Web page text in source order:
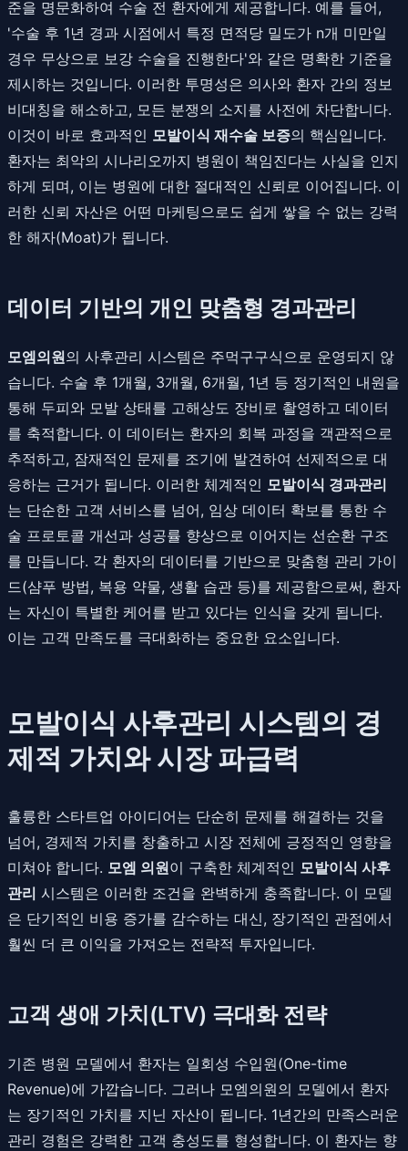
준을 명문화하여 수술 전 환자에게 제공합니다. 예를 들어,
'수술 후 1년 경과 시점에서 특정 면적당 밀도가 n개 미만일
경우 무상으로 보강 수술을 진행한다'와 같은 명확한 기준을
제시하는 것입니다. 이러한 투명성은 의사와 환자 간의 정보
비대칭을 해소하고, 모든 분쟁의 소지를 사전에 차단합니다.
이것이 바로 효과적인 모발이식 재수술 보증의 핵심입니다.
환자는 최악의 시나리오까지 병원이 책임진다는 사실을 인지
하게 되며, 이는 병원에 대한 절대적인 신뢰로 이어집니다. 이
러한 신뢰 자산은 어떤 마케팅으로도 쉽게 쌓을 수 없는 강력
한 해자(Moat)가 됩니다.
데이터 기반의 개인 맞춤형 경과관리
모엠의원의 사후관리 시스템은 주먹구구식으로 운영되지 않
습니다. 수술 후 1개월, 3개월, 6개월, 1년 등 정기적인 내원을
통해 두피와 모발 상태를 고해상도 장비로 촬영하고 데이터
를 축적합니다. 이 데이터는 환자의 회복 과정을 객관적으로
추적하고, 잠재적인 문제를 조기에 발견하여 선제적으로 대
응하는 근거가 됩니다. 이러한 체계적인 모발이식 경과관리
는 단순한 고객 서비스를 넘어, 임상 데이터 확보를 통한 수
술 프로토콜 개선과 성공률 향상으로 이어지는 선순환 구조
를 만듭니다. 각 환자의 데이터를 기반으로 맞춤형 관리 가이
드(샴푸 방법, 복용 약물, 생활 습관 등)를 제공함으로써, 환자
는 자신이 특별한 케어를 받고 있다는 인식을 갖게 됩니다.
이는 고객 만족도를 극대화하는 중요한 요소입니다.
모발이식 사후관리 시스템의 경
제적 가치와 시장 파급력
훌륭한 스타트업 아이디어는 단순히 문제를 해결하는 것을
넘어, 경제적 가치를 창출하고 시장 전체에 긍정적인 영향을
미쳐야 합니다. 모엠 의원이 구축한 체계적인 모발이식 사후
관리 시스템은 이러한 조건을 완벽하게 충족합니다. 이 모델
은 단기적인 비용 증가를 감수하는 대신, 장기적인 관점에서
훨씬 더 큰 이익을 가져오는 전략적 투자입니다.
고객 생애 가치(LTV) 극대화 전략
기존 병원 모델에서 환자는 일회성 수입원(One-time
Revenue)에 가깝습니다. 그러나 모엠의원의 모델에서 환자
는 장기적인 가치를 지닌 자산이 됩니다. 1년간의 만족스러운
관리 경험은 강력한 고객 충성도를 형성합니다. 이 환자는 향